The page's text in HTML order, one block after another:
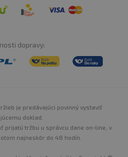
dopravy:
je predávajúci povinný vystaviť
doklad.
prijatú tržbu u správcu dane on-line, v
najneskôr do 48 hodín.